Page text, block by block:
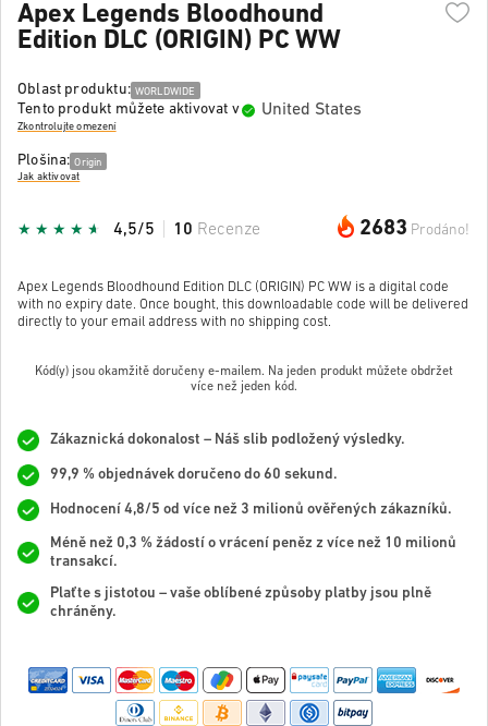
Apex Legends Bloodhound
Edition DLC (ORIGIN) PC WW
Oblast produktu: WORLDWIDE
Tento produkt můžete aktivovat v United States
Zkontrolujte omezení
Plošina: Origin
Jak aktivovat
2683 Prodáno!
4,5/5 10 Recenze
Apex Legends Bloodhound Edition DLC (ORIGIN) PC WW is a digital code
with no expiry date. Once bought, this downloadable code will be delivered
directly to your email address with no shipping cost.
Kód(y) jsou okamžitě doručeny e-mailem. Na jeden produkt můžete obdržet
více než jeden kód.
Zákaznická dokonalost – Náš slib podložený výsledky.
99,9 % objednávek doručeno do 60 sekund.
Hodnocení 4,8/5 od více než 3 milionů ověřených zákazníků.
Méně než 0,3 % žádostí o vrácení peněz z více než 10 milionů
transakcí.
Plaťte s jistotou – vaše oblíbené způsoby platby jsou plně
chráněny.